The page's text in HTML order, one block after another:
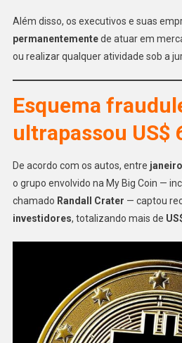
Além disso, os executivos e suas
permanentementede atuar em
ou realizar qualquer atividade sob a
Esquema
ultrapassou US$
De acordo com os autos, entre
o grupo envolvido na My Big Coin —
chamado Randall Crater — captou
investidores, totalizando mais de